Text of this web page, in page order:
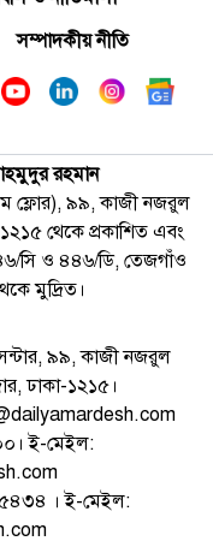
সম্পাদকীয় নীতি
রহমান
ফ্লোর), ৯৯, কাজী নজরুল
থেকে প্রকাশিত এবং
সি ও ৪৪৬/ডি, তেজগাঁও
মুদ্রিত।
৯৯, কাজী নজরুল
ঢাকা-১২১৫।
ই-মেইল:
। ই-মেইল: